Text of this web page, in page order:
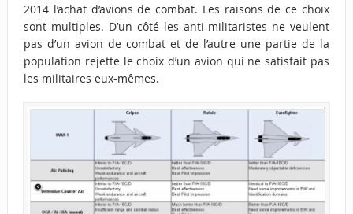
2014 l’achat d’avions de combat. Les raisons de ce choix
sont multiples. D’un côté les anti-militaristes ne veulent
pas d’un avion de combat et de l’autre une partie de la
population rejette le choix d’un avion qui ne satisfait pas
les militaires eux-mêmes.